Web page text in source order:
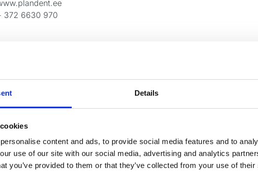
Details
content and ads, to provide social media features and to
use of our site with our social media, advertising and analytics
you’ve provided to them or that they’ve collected from your use of
372 6630 970
sich für den Newsletter an
und erhalten Sie die neuesten Nachrichten und Sonderangebote direkt in
Ihrem Posteingang.